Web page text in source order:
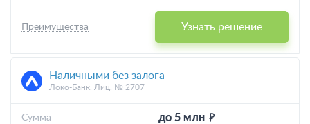
Узнать решение
Преимущества
Наличными без залога
Локо-Банк, Лиц. № 2707
до 5 млн
Cумма